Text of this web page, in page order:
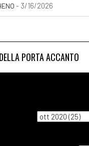
- 3/16/2026
PORTA ACCANTO